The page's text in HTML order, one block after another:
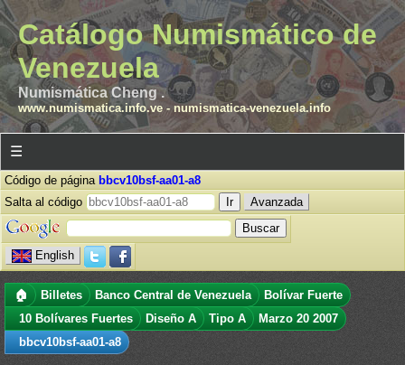
Catálogo Numismático de
Venezuela
Numismática Cheng .
www.numismatica.info.ve- numismatica-venezuela.info
☰
Código de página bbcv10bsf-aa01-a8
Salta al código
Avanzada
English
🏠 Billetes Banco Central de Venezuela
Bolívar Fuerte
10 Bolívares Fuertes
Diseño A Tipo A
Marzo 20 2007
bbcv10bsf-aa01-a8